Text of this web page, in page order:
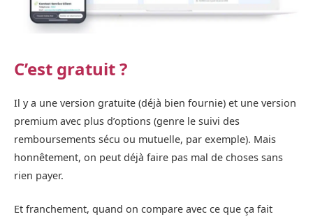
C’est gratuit ?
Il y a une version gratuite (déjà bien fournie) et une version
premium avec plus d’options (genre le suivi des
remboursements sécu ou mutuelle, par exemple). Mais
honnêtement, on peut déjà faire pas mal de choses sans
rien payer.
Et franchement, quand on compare avec ce que ça fait